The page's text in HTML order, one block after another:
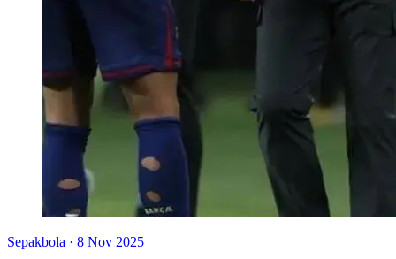
Sepakbola · 8 Nov 2025